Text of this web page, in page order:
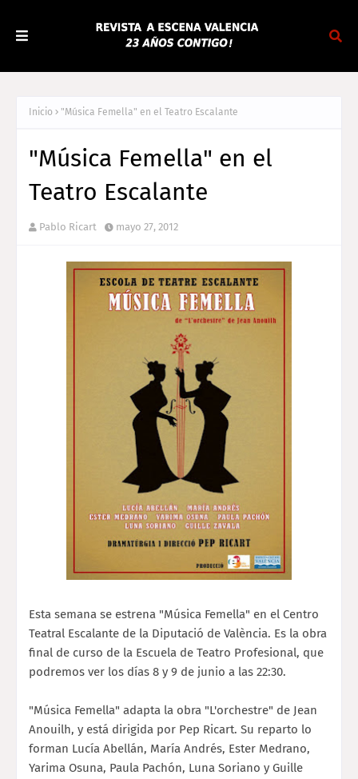
Inicio "Música Femella" en el Teatro Escalante
"Música Femella" en el
Teatro Escalante
Pablo Ricart mayo 27, 2012
Esta semana se estrena "Música Femella" en el Centro
Teatral Escalante de la Diputació de València. Es la obra
final de curso de la Escuela de Teatro Profesional, que
podremos ver los días 8 y 9 de junio a las 22:30.
"Música Femella" adapta la obra "L'orchestre" de Jean
Anouilh, y está dirigida por Pep Ricart. Su reparto lo
forman Lucía Abellán, María Andrés, Ester Medrano,
Yarima Osuna, Paula Pachón, Luna Soriano y Guille